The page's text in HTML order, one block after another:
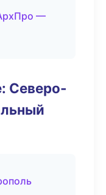
—
Северо-